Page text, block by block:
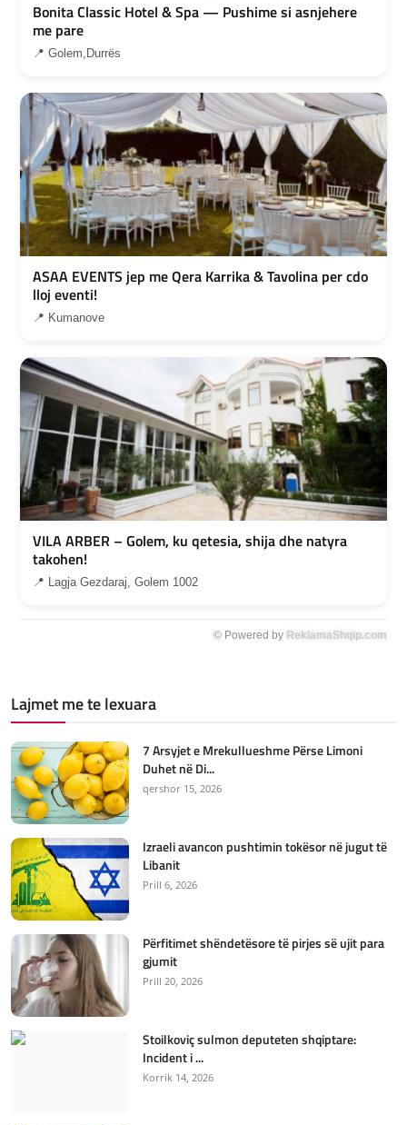
Bonita Classic Hotel & Spa — Pushime si asnjehere
me pare
📍 Golem,Durrës
ASAA EVENTS jep me Qera Karrika & Tavolina per cdo
lloj eventi!
📍 Kumanove
VILA ARBER – Golem, ku qetesia, shija dhe natyra
takohen!
📍 Lagja Gezdaraj, Golem 1002
© Powered by ReklamaShqip.com
Lajmet me te lexuara
7 Arsyjet e Mrekullueshme Përse Limoni
Duhet në Di...
qershor 15, 2026
Izraeli avancon pushtimin tokësor në jugut të
Libanit
Prill 6, 2026
Përfitimet shëndetësore të pirjes së ujit para
gjumit
Prill 20, 2026
Stoilkoviç sulmon deputeten shqiptare:
Incident i ...
Korrik 14, 2026